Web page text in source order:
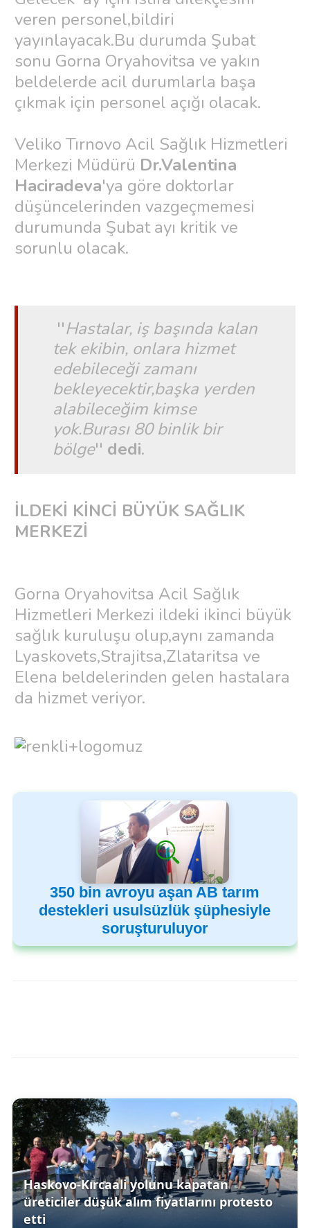
veren personel,bildiri
yayınlayacak.Bu durumda Şubat
sonu Gorna Oryahovitsa ve yakın
beldelerde acil durumlarla başa
çıkmak için personel açığı olacak.
Veliko Tırnovo Acil Sağlık Hizmetleri
Merkezi Müdürü Dr.Valentina
Haciradeva'ya göre doktorlar
düşüncelerinden vazgeçmemesi
durumunda Şubat ayı kritik ve
sorunlu olacak.
''Hastalar, iş başında kalan
tek ekibin, onlara hizmet
edebileceği zamanı
bekleyecektir,başka yerden
alabileceğim kimse
yok.Burası 80 binlik bir
bölge'' dedi.
İLDEKİ KİNCİ BÜYÜK SAĞLIK
MERKEZİ
Gorna Oryahovitsa Acil Sağlık
Hizmetleri Merkezi ildeki ikinci büyük
sağlık kuruluşu olup,aynı zamanda
Lyaskovets,Strajitsa,Zlataritsa ve
Elena beldelerinden gelen hastalara
da hizmet veriyor.
350 bin avroyu aşan AB tarım
destekleri usulsüzlük şüphesiyle
soruşturuluyor
Haskovo-Kırcaali yolunu kapatan
üreticiler düşük alım fiyatlarını protesto
etti